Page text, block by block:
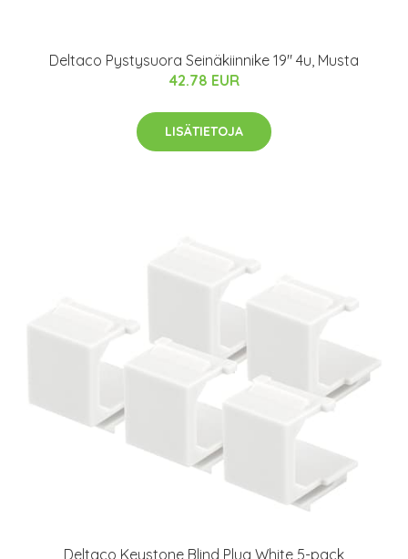
Deltaco Pystysuora Seinäkiinnike 19" 4u, Musta
42.78 EUR
LISÄTIETOJA
Deltaco Keystone Blind Plug White 5-pack